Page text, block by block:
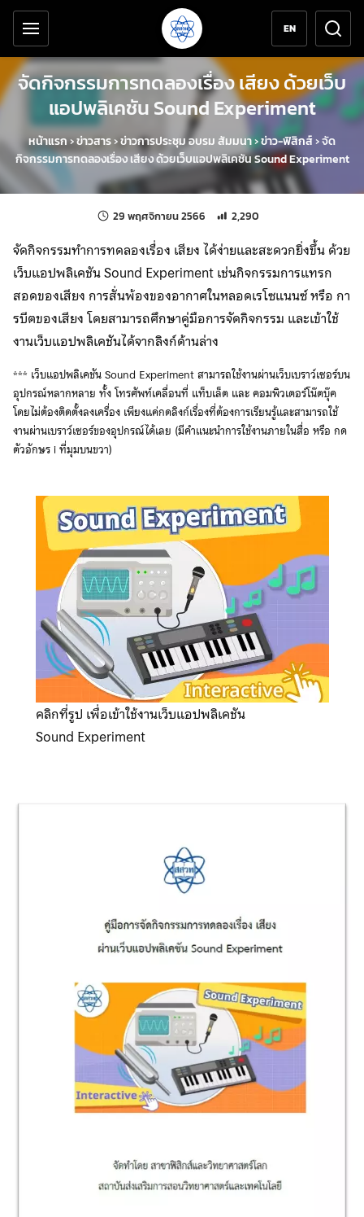
ข้ามไปยังเนื้อหาหลัก
เครื่องมือช่วยเหลือ
EN
จัดกิจกรรมการทดลองเรื่อง เสียง ด้วยเว็บ
แอปพลิเคชัน Sound Experiment
หน้าแรก›ข่าวสาร›ข่าวการประชุม อบรม สัมมนา›ข่าว-ฟิสิกส์›จัด
กิจกรรมการทดลองเรื่อง เสียง ด้วยเว็บแอปพลิเคชัน Sound Experiment
29 พฤศจิกายน 2566 แก้ไขล่าสุดเมื่อ:
จำนวนการเข้าชม 2,290 ครั้ง
2,290
จัดกิจกรรมทำการทดลองเรื่อง เสียง ได้ง่ายและสะดวกยิ่งขึ้น ด้วย
เว็บแอปพลิเคชัน Sound Experiment เช่นกิจกรรมการแทรก
สอดของเสียง การสั่นพ้องของอากาศในหลอดเรโซแนนซ์ หรือ กา
รบีตของเสียง โดยสามารถศึกษาคู่มือการจัดกิจกรรม และเข้าใช้
งานเว็บแอปพลิเคชันได้จากลิงก์ด้านล่าง
*** เว็บแอปพลิเคชัน Sound Experiment สามารถใช้งานผ่านเว็บเบราว์เซอร์บน
อุปกรณ์หลากหลาย ทั้ง โทรศัพท์เคลื่อนที่ แท็บเล็ต และ คอมพิวเตอร์โน๊ตบุ๊ค
โดยไม่ต้องติดตั้งลงเครื่อง เพียงแค่กดลิงก์เรื่องที่ต้องการเรียนรู้และสามารถใช้
งานผ่านเบราว์เซอร์ของอุปกรณ์ได้เลย (มีคำแนะนำการใช้งานภายในสื่อ หรือ กด
ตัวอักษร i ที่มุมบนขวา)
คลิกที่รูป เพื่อเข้าใช้งานเว็บแอปพลิเคชัน
Sound Experiment